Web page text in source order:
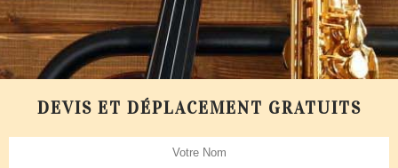
DEVIS ET DÉPLACEMENT GRATUITS